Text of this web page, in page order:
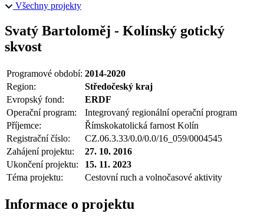
Všechny projekty
Svatý Bartoloměj - Kolínský gotický
skvost
Programové období: 2014-2020
Region:
Středočeský kraj
Evropský fond:
ERDF
Operační program:
Integrovaný regionální operační program
Příjemce:
Římskokatolická farnost Kolín
Registrační číslo:
CZ.06.3.33/0.0/0.0/16_059/0004545
Zahájení projektu:
27. 10. 2016
Ukončení projektu:
15. 11. 2023
Téma projektu:
Cestovní ruch a volnočasové aktivity
Informace o projektu